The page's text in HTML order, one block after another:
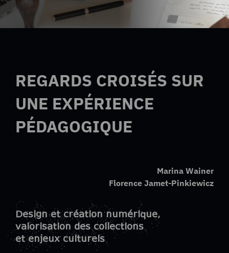
REGARDS CROISÉS SUR
UNE EXPÉRIENCE
PÉDAGOGIQUE
Marina Wainer
Florence Jamet-Pinkiewicz
Design et création numérique,
valorisation des collections
et enjeux culturels